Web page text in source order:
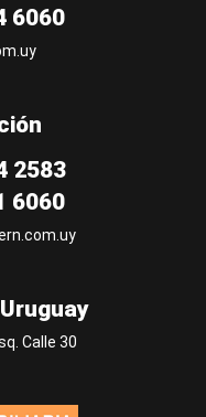
6060
2583
6060
Calle 30